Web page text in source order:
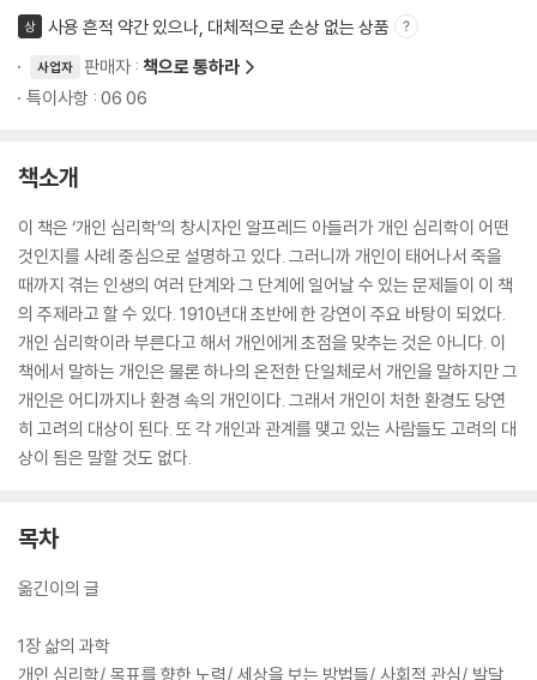
상 사용 흔적 약간 있으나, 대체적으로 손상 없는 상품
사업자 판매자 : 책으로 통하라
특이사항 : 06 06
책소개
이 책은 ‘개인 심리학’의 창시자인 알프레드 아들러가 개인 심리학이 어떤
것인지를 사례 중심으로 설명하고 있다. 그러니까 개인이 태어나서 죽을
때까지 겪는 인생의 여러 단계와 그 단계에 일어날 수 있는 문제들이 이 책
의 주제라고 할 수 있다. 1910년대 초반에 한 강연이 주요 바탕이 되었다.
개인 심리학이라 부른다고 해서 개인에게 초점을 맞추는 것은 아니다. 이
책에서 말하는 개인은 물론 하나의 온전한 단일체로서 개인을 말하지만 그
개인은 어디까지나 환경 속의 개인이다. 그래서 개인이 처한 환경도 당연
히 고려의 대상이 된다. 또 각 개인과 관계를 맺고 있는 사람들도 고려의 대
상이 됨은 말할 것도 없다.
목차
옮긴이의 글
1장 삶의 과학
개인 심리학/ 목표를 향한 노력/ 세상을 보는 방법들/ 사회적 관심/ 발달